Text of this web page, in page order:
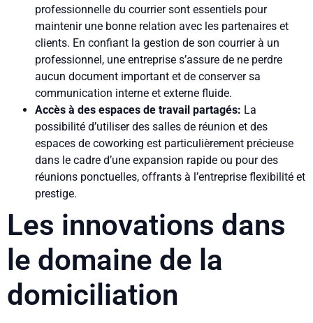
professionnelle du courrier sont essentiels pour
maintenir une bonne relation avec les partenaires et
clients. En confiant la gestion de son courrier à un
professionnel, une entreprise s’assure de ne perdre
aucun document important et de conserver sa
communication interne et externe fluide.
Accès à des espaces de travail partagés: La
possibilité d’utiliser des salles de réunion et des
espaces de coworking est particulièrement précieuse
dans le cadre d’une expansion rapide ou pour des
réunions ponctuelles, offrants à l’entreprise flexibilité et
prestige.
Les innovations dans
le domaine de la
domiciliation